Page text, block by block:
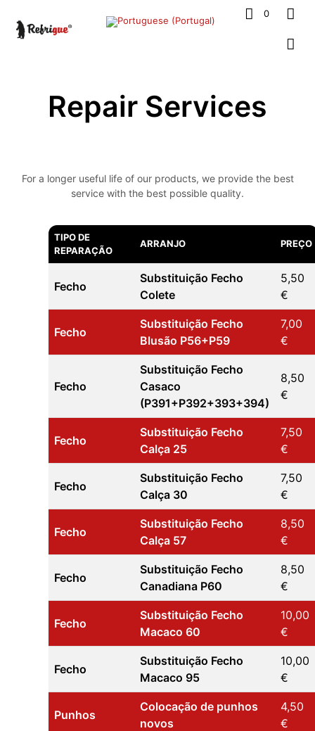
0
Repair Services
For a longer useful life of our products, we provide the best
service with the best possible quality.
TIPO DE
REPARAÇÃO
ARRANJO PREÇO
Fecho
Substituição Fecho
Colete
5,50
€
Fecho
Substituição Fecho
Blusão P56+P59
7,00
€
Fecho
Substituição Fecho
Casaco
(P391+P392+393+394)
8,50
€
Fecho
Substituição Fecho
Calça 25
7,50
€
Fecho
Substituição Fecho
Calça 30
7,50
€
Fecho
Substituição Fecho
Calça 57
8,50
€
Fecho
Substituição Fecho
Canadiana P60
8,50
€
Fecho
Substituição Fecho
Macaco 60
10,00
€
Fecho
Substituição Fecho
Macaco 95
10,00
€
Punhos
Colocação de punhos
novos
4,50
€